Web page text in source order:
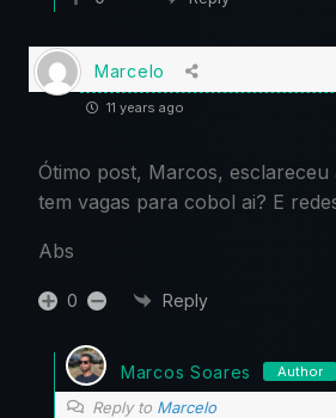
Marcelo
11 years ago
Ótimo post, Marcos,
tem vagas para cobol ai? E
Abs
0 Reply
Marcos Soares Author
Reply to Marcelo